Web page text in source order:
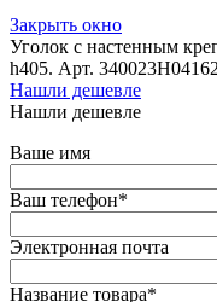
Закрыть окно
Уголок с настенным
h405. Арт.
Нашли дешевле
Нашли дешевле
Ваше имя
Ваш телефон*
Электронная почта
Название товара*